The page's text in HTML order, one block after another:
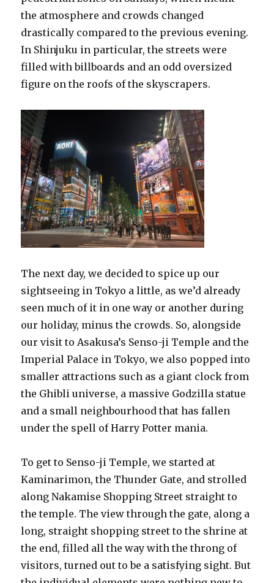
the atmosphere and crowds changed
drastically compared to the previous evening.
In Shinjuku in particular, the streets were
filled with billboards and an odd oversized
figure on the roofs of the skyscrapers.
The next day, we decided to spice up our
sightseeing in Tokyo a little, as we’d already
seen much of it in one way or another during
our holiday, minus the crowds. So, alongside
our visit to Asakusa’s Senso-ji Temple and the
Imperial Palace in Tokyo, we also popped into
smaller attractions such as a giant clock from
the Ghibli universe, a massive Godzilla statue
and a small neighbourhood that has fallen
under the spell of Harry Potter mania.
To get to Senso-ji Temple, we started at
Kaminarimon, the Thunder Gate, and strolled
along Nakamise Shopping Street straight to
the temple. The view through the gate, along a
long, straight shopping street to the shrine at
the end, filled all the way with the throng of
visitors, turned out to be a satisfying sight. But